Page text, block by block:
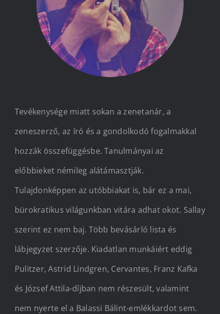
Kapcsolat
Tevékenysége miatt sokan a zenetanár, a
zeneszerző, az író és a gondolkodó fogalmakkal
hozzák összefüggésbe. Tanulmányai az
előbbieket némileg alátámasztják.
Tulajdonképpen az utóbbiakat is, bár ez a mai,
bürokratikus világunkban vitára adhat okot. Sallay
szerint ez nem baj. Több bevásárló lista és
lábjegyzet szerzője. Kiadatlan munkáiért eddig
Pulitzer, Astrid Lindgren, Cervantes, Franz Kafka
és József Attila-díjban nem részesült, valamint
nem nyerte el a Balassi Bálint-emlékkardot sem.